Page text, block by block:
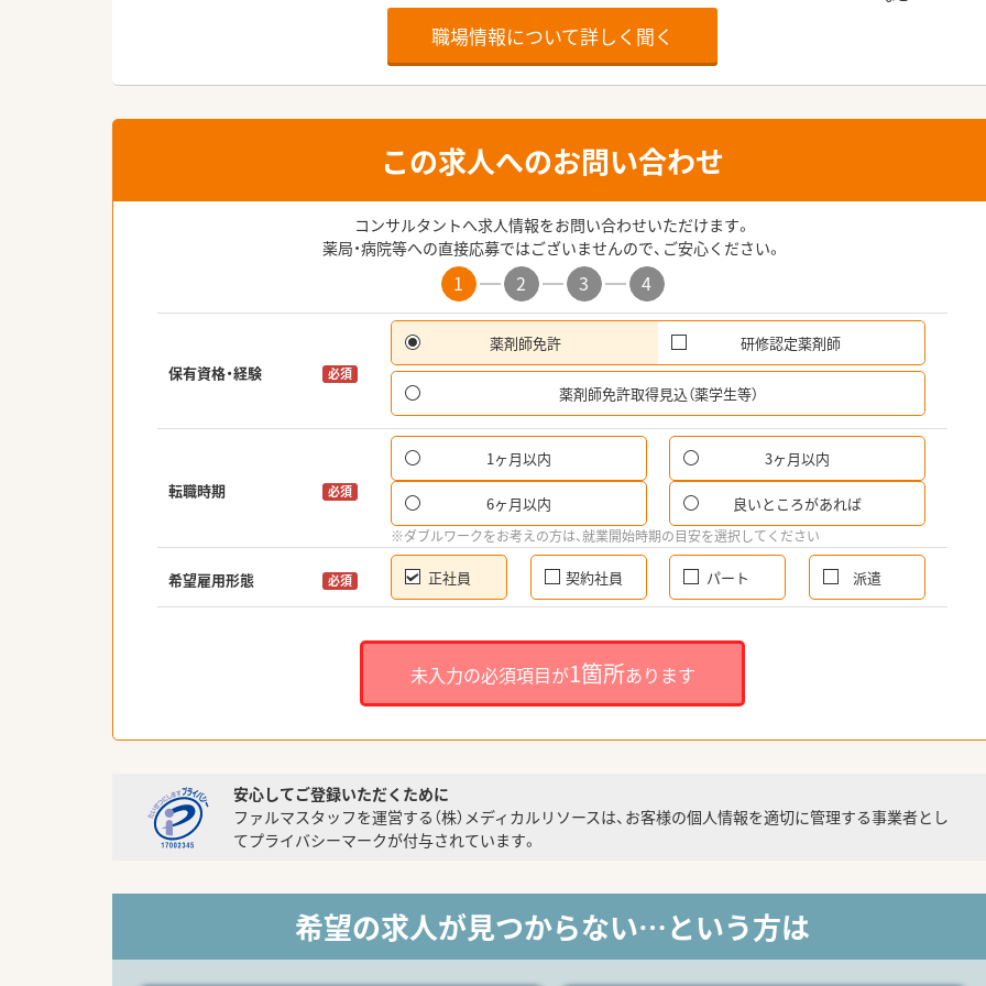
職場情報について詳しく聞く
この求人へのお問い合わせ
コンサルタントへ求人情報をお問い合わせいただけます。
薬局・病院等への直接応募ではございませんので、ご安心ください。
1 2 3 4
保有資格・経験 必須
薬剤師免許 研修認定薬剤師
薬剤師免許取得見込（薬学生等）
転職時期 必須
1ヶ月以内 3ヶ月以内
6ヶ月以内 良いところがあれば
※ダブルワークをお考えの方は、就業開始時期の目安を選択してください
希望雇用形態 必須 正社員 契約社員 パート 派遣
未入力の必須項目が1箇所あります
安心してご登録いただくために
ファルマスタッフを運営する（株）メディカルリソースは、お客様の個人情報を適切に管理する事業者とし
てプライバシーマークが付与されています。
希望の求人が見つからない…という方は